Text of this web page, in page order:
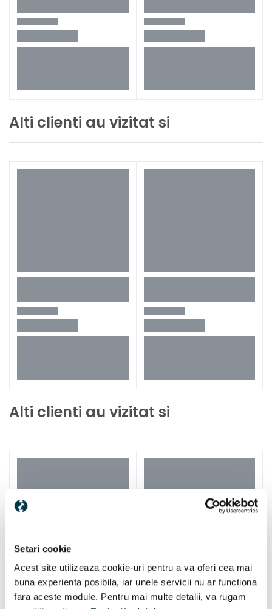
Setari cookie
Acest site utilizeaza cookie-uri pentru a va oferi cea mai
buna experienta posibila, iar unele servicii nu ar functiona
fara aceste module. Pentru mai multe detalii, va rugam
Alti clienti au vizitat si
Alti clienti au vizitat si